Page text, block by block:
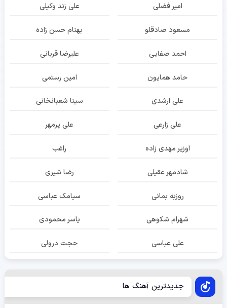
امیر فضلی علی زند وکیلی
مسعود صادقلو بهنام حسن زاده
احمد صفایی علیرضا قربانی
حامد همایون امین رستمی
علی ارشدی سینا شعبانخانی
علی زارعی علی پرمهر
اوزیر مهدی زاده راغب
شادمهر عقیلی رضا شیری
روزبه بمانی سیامک عباسی
شهرام شکوهی یاسر محمودی
علی عباسی حجت درولی
جدیدترین آهنگ ها